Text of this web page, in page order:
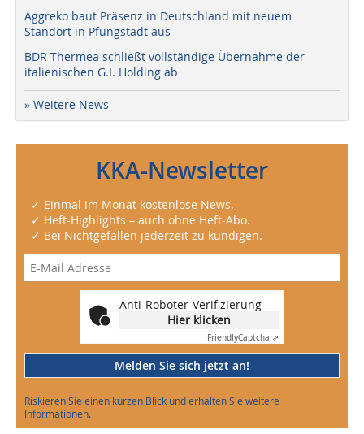
Aggreko baut Präsenz in Deutschland mit neuem
Standort in Pfungstadt aus
BDR Thermea schließt vollständige Übernahme der
italienischen G.I. Holding ab
» Weitere News
KKA-Newsletter
✓ Einmal im Monat kostenlose News.
✓ Heft-Highlights – auch ohne Heft-Abo.
✓ Bei Nichtgefallen jederzeit zu kündigen.
Anti-Roboter-Verifizierung
Hier klicken
FriendlyCaptcha ⇗
Melden Sie sich jetzt an!
Riskieren Sie einen kurzen Blick und erhalten Sie weitere
Informationen.